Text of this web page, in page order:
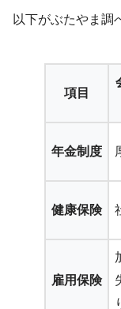
以下がぶたやま調
項目
年金制度
健康保険
雇用保険